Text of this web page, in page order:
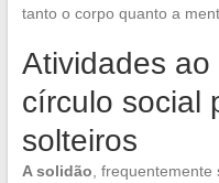
tanto o corpo quanto a
Atividades ao
círculo social
solteiros
A solidão ,